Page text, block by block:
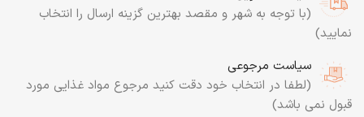
(با توجه به شهر و مقصد بهترین گزینه ارسال را انتخاب
نمایید)
سیاست مرجوعی
(لطفا در انتخاب خود دقت کنید مرجوع مواد غذایی مورد
قبول نمی باشد)